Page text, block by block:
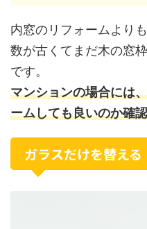
内窓のリフォームより
数が古くてまだ木の窓
です。
マンションの場合には
ームしても良いのか確
ガラスだけを替える